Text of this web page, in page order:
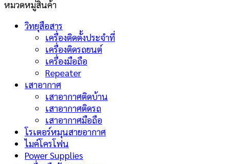
หมวดหมู่สินค้า
วิทยุสือสาร
เครื่องติดตั้งประจำที่
เครื่องติดรถยนต์
เครื่องมือถือ
Repeater
เสาอากาศ
เสาอากาศติดบ้าน
เสาอากาศติดรถ
เสาอากาศมือถือ
โรเตอร์หมุนสายอากาศ
ไมค์โครโฟน
Power Supplies